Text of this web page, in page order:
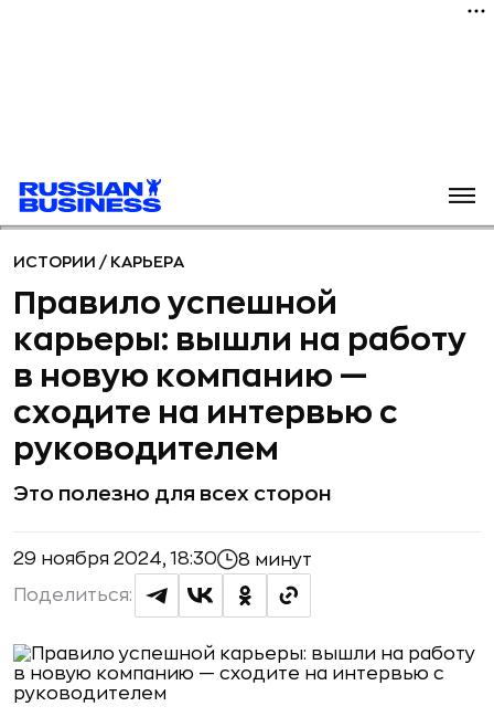
ИСТОРИИ / КАРЬЕРА
Правило успешной
карьеры: вышли на работу
в новую компанию —
сходите на интервью с
руководителем
Это полезно для всех сторон
29 ноября 2024, 18:30 8 минут
Поделиться: